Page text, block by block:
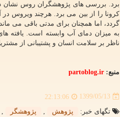
برد. بررسی های پژوهشگران روس نشان
کرونا را از بین می برد. هرچند ویروس در
گردد، اما همچنان برای مدتی باقی می
به میزان دمای آب وابسته است. یافته
ناظر بر سلامت انسان و پشتیبانی از
منبع: partoblog.ir
1399/05/13
22:13:06
تگهای خبر: پژوهش , پژوهشگر ,